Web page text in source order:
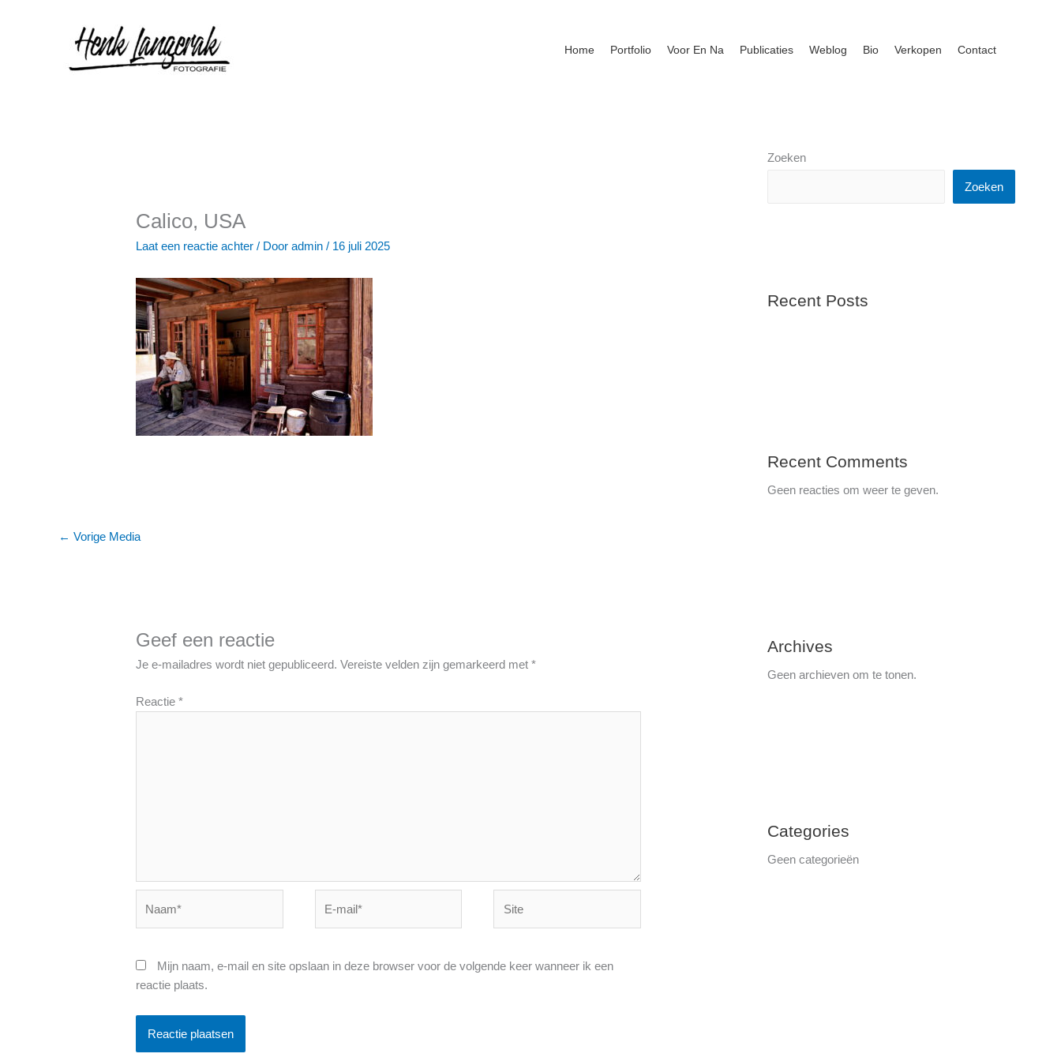
Home Portfolio Voor En Na Publicaties Weblog Bio Verkopen Contact
Calico, USA
Laat een reactie achter / Dooradmin/ 16 juli 2025
← Vorige Media
Geef een reactie
Je e-mailadres wordt niet gepubliceerd. Vereiste velden zijn gemarkeerd met*
Reactie*
mail*
Mijn naam, e-mail en site opslaan in deze browser voor de volgende keer wanneer ik een
reactie plaats.
Zoeken
Zoeken
Recent Posts
Recent Comments
Geen reacties om weer te geven.
Archives
Geen archieven om te tonen.
Categories
Geen categorieën